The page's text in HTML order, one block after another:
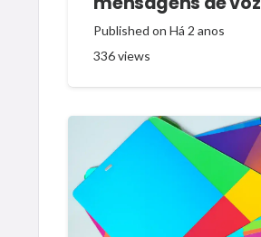
Published onHá 2 anos
336views